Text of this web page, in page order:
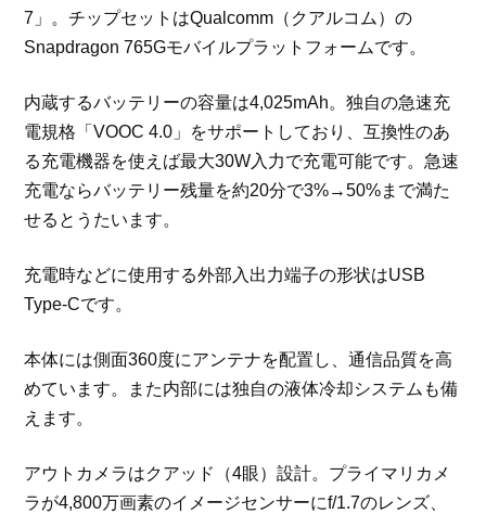
7」。チップセットはQualcomm（クアルコム）の
Snapdragon 765Gモバイルプラットフォームです。
内蔵するバッテリーの容量は4,025mAh。独自の急速充
電規格「VOOC 4.0」をサポートしており、互換性のあ
る充電機器を使えば最大30W入力で充電可能です。急速
充電ならバッテリー残量を約20分で3%→50%まで満た
せるとうたいます。
充電時などに使用する外部入出力端子の形状はUSB
Type-Cです。
本体には側面360度にアンテナを配置し、通信品質を高
めています。また内部には独自の液体冷却システムも備
えます。
アウトカメラはクアッド（4眼）設計。プライマリカメ
ラが4,800万画素のイメージセンサーにf/1.7のレンズ、